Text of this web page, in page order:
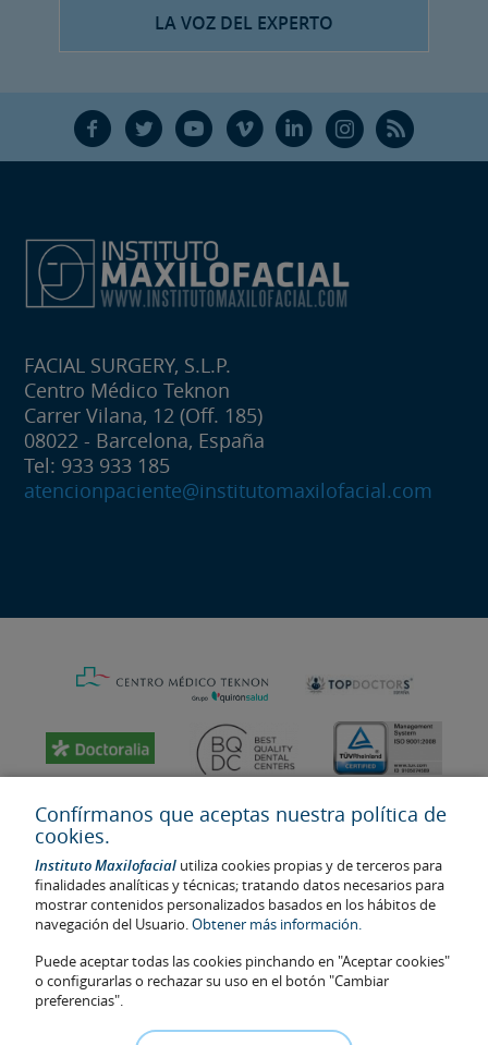
LA VOZ DEL EXPERTO
F T Y V L Ñ R
FACIAL SURGERY, S.L.P.
Centro Médico Teknon
Carrer Vilana, 12 (Off. 185)
08022 - Barcelona, España
Tel: 933 933 185
atencionpaciente@institutomaxilofacial.com
Última actualización: 2023
No. de autorización de centro sanitario: E08646940
La información presente en la web no reemplaza sino complementa
Confírmanos que aceptas nuestra política de
cookies.
Instituto Maxilofacial utiliza cookies propias y de terceros para
finalidades analíticas y técnicas; tratando datos necesarios para
mostrar contenidos personalizados basados en los hábitos de
navegación del Usuario.Obtener más información.
Puede aceptar todas las cookies pinchando en "Aceptar cookies"
o configurarlas o rechazar su uso en el botón "Cambiar
preferencias".